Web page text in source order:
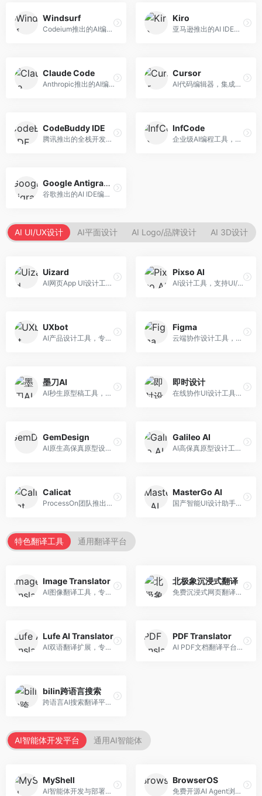
Windsurf
Codeium推出的AI编程工具，专注于代码智能辅助。面向开发者，提供代码补全、代码生成、代码解释等服务，多语言支持完善。
Kiro
亚马逊推出的AI IDE，深度整合AWS云服务。面向AWS开发者，提供代码生成、云服务集成、部署自动化等服务，与AWS生态无缝衔接。
Claude Code
Anthropic推出的AI编程工具，基于Claude模型。面向开发者，提供代码生成、代码审查、调试辅助等服务，代码质量高，推理能力强。
Cursor
AI代码编辑器，集成GPT-4模型，专注于智能编程辅助。面向开发者，提供代码生成、代码解释、错误修复等服务，编程体验流畅，开发效率高。
CodeBuddy IDE
腾讯推出的全栈开发AI IDE，整合腾讯云服务。面向开发者，提供代码生成、调试辅助、部署服务等功能，与腾讯云生态深度整合。
InfCode
企业级AI编程工具，专注于团队协作开发。面向企业开发团队，提供代码生成、代码审查、团队协作等服务，企业级功能完善。
Google Antigravity
谷歌推出的AI IDE编程智能体，整合Google Cloud服务。面向谷歌生态开发者，提供智能编程辅助、云服务集成等功能。
AI UI/UX设计 AI平面设计 AI Logo/品牌设计 AI 3D设计
Uizard
AI网页App UI设计工具，专注于快速界面生成。面向产品经理和设计师，提供线框图转UI、界面生成、设计优化等服务，设计速度快。
Pixso AI
AI设计工具，支持UI/UX设计全流程。面向设计师和产品团队，提供界面生成、设计优化、协作评审等服务，国产替代方案，团队协作便捷。
UXbot
AI产品设计工具，专注于用户体验优化。面向UX设计师，提供用户研究、设计建议、可用性测试等服务，UX设计支持完善。
Figma
云端协作设计工具，整合AI设计辅助功能。面向UI/UX设计师和产品团队，提供界面设计、原型制作、团队协作等服务，协作功能强大，是UI设计领域的标杆产品。
墨刀AI
AI秒生原型稿工具，专注于快速原型设计。面向产品经理和设计师，提供原型生成、交互设计、团队协作等服务，原型制作效率高。
即时设计
在线协作UI设计工具，整合AI设计功能。面向设计师和产品团队，提供界面设计、原型制作、设计资源库等服务，国产协作设计平台。
GemDesign
AI原生高保真原型设计工具，专注于智能设计生成。面向设计师，提供界面生成、设计优化、原型制作等服务，设计自动化程度高。
Galileo AI
AI高保真原型设计工具，专注于UI界面生成。面向设计师和产品团队，提供界面生成、交互设计、设计优化等服务，界面质量高。
Calicat
ProcessOn团队推出的产设研协作平台，整合设计与协作功能。面向产品团队，提供设计协作、文档管理、团队沟通等服务，产研协作便捷。
MasterGo AI
国产智能UI设计助手，专注于界面设计自动化。面向UI设计师，提供界面生成、组件设计、设计系统构建等服务，中文用户适配性好。
特色翻译工具 通用翻译平台
Image Translator
AI图像翻译工具，专注于图片文字翻译。面向设计师和电商从业者，提供图片文字识别、翻译、替换等服务，图像翻译效果好。
北极象沉浸式翻译
免费沉浸式网页翻译工具，专注于阅读体验。面向普通用户，提供网页双语翻译、文档翻译等服务，免费使用，翻译质量高。
Lufe AI Translator
AI双语翻译扩展，专注于浏览器翻译场景。面向外语内容阅读者，提供网页双语翻译、划词翻译等服务，浏览器集成便捷。
PDF Translator
AI PDF文档翻译平台，专注于文档本地化。面向商务人士，提供PDF翻译、格式保留、批量处理等服务，文档翻译专业。
bilin跨语言搜索
跨语言AI搜索翻译平台，专注于信息获取。面向研究者和内容创作者，提供跨语言搜索、内容翻译、信息整合等服务，跨语言检索能力强。
AI智能体开发平台 通用AI智能体
MyShell
AI智能体开发与部署平台，专注于语音交互智能体。面向开发者，提供语音智能体创建、部署服务、社区分享等功能，语音交互能力强。
BrowserOS
免费开源AI Agent浏览器，专注于浏览器自动化。面向开发者，提供浏览器控制、任务自动化、API接口等服务，开源免费。